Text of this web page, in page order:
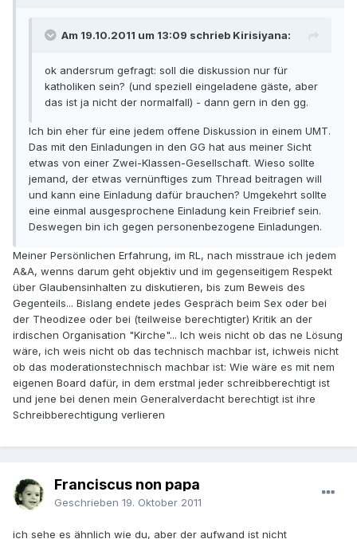
Am 19.10.2011 um 13:09 schrieb Kirisiyana:
ok andersrum gefragt: soll die diskussion nur für
katholiken sein? (und speziell eingeladene gäste, aber
das ist ja nicht der normalfall) - dann gern in den gg.
Ich bin eher für eine jedem offene Diskussion in einem UMT.
Das mit den Einladungen in den GG hat aus meiner Sicht
etwas von einer Zwei-Klassen-Gesellschaft. Wieso sollte
jemand, der etwas vernünftiges zum Thread beitragen will
und kann eine Einladung dafür brauchen? Umgekehrt sollte
eine einmal ausgesprochene Einladung kein Freibrief sein.
Deswegen bin ich gegen personenbezogene Einladungen.
Meiner Persönlichen Erfahrung, im RL, nach misstraue ich jedem
A&A, wenns darum geht objektiv und im gegenseitigem Respekt
über Glaubensinhalten zu diskutieren, bis zum Beweis des
Gegenteils... Bislang endete jedes Gespräch beim Sex oder bei
der Theodizee oder bei (teilweise berechtigter) Kritik an der
irdischen Organisation "Kirche"... Ich weis nicht ob das ne Lösung
wäre, ich weis nicht ob das technisch machbar ist, ichweis nicht
ob das moderationstechnisch machbar ist: Wie wäre es mit nem
eigenen Board dafür, in dem erstmal jeder schreibberechtigt ist
und jene bei denen mein Generalverdacht berechtigt ist ihre
Schreibberechtigung verlieren
Franciscus non papa
Geschrieben 19. Oktober 2011
ich sehe es ähnlich wie du, aber der aufwand ist nicht